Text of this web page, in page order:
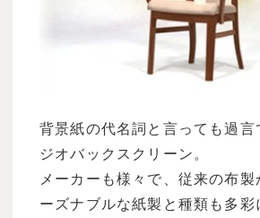
背景紙の代名詞と言っても過言
ジオバックスクリーン。
メーカーも様々で、従来の布製
ーズナブルな紙製と種類も多彩